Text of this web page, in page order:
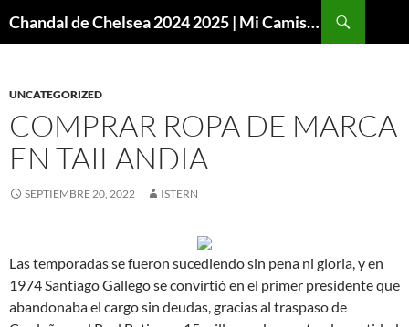
Chandal de Chelsea 2024 2025 | Mi Camiseta Futbol
UNCATEGORIZED
COMPRAR ROPA DE MARCA
EN TAILANDIA
SEPTIEMBRE 20, 2022 ISTERN
Las temporadas se fueron sucediendo sin pena ni gloria, y en
1974 Santiago Gallego se convirtió en el primer presidente que
abandonaba el cargo sin deudas, gracias al traspaso de